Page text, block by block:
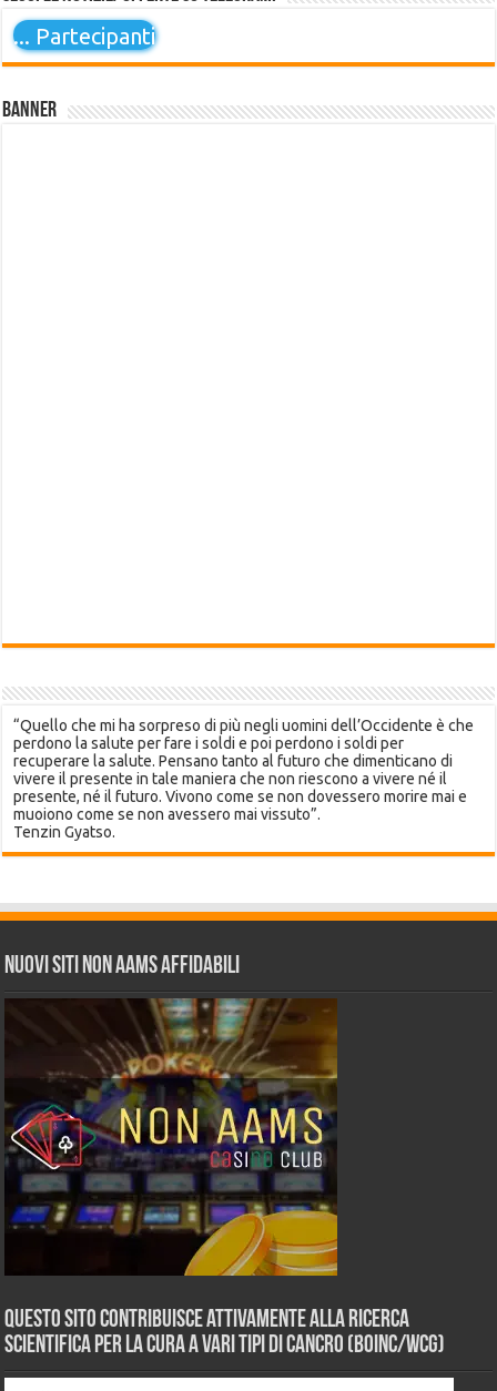
... Partecipanti
Banner
“Quello che mi ha sorpreso di più negli uomini dell’Occidente è che
perdono la salute per fare i soldi e poi perdono i soldi per
recuperare la salute. Pensano tanto al futuro che dimenticano di
vivere il presente in tale maniera che non riescono a vivere né il
presente, né il futuro. Vivono come se non dovessero morire mai e
muoiono come se non avessero mai vissuto”.
Tenzin Gyatso.
Nuovi siti non AAMS affidabili
Questo sito contribuisce attivamente alla ricerca
scientifica per la cura a vari tipi di Cancro (BOINC/WCG)